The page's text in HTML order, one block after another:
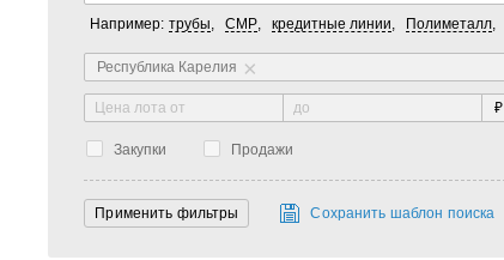
Например: трубы, СМР, кредитные линии, Полиметалл,
Республика Карелия ×
₽
Закупки Продажи
Сохранить шаблон поиска